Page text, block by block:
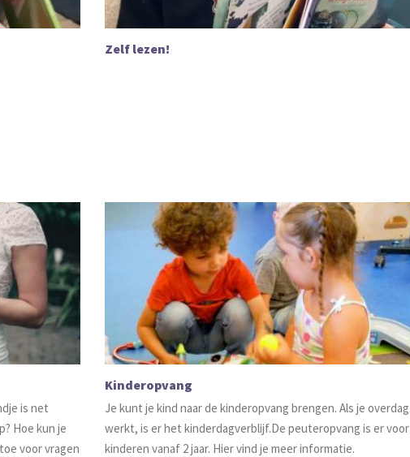
Zelf lezen!
is net
Hoe kun je
voor vragen
Kinderopvang
Je kunt je kind naar de kinderopvang brengen. Als je overdag
werkt, is er het kinderdagverblijf.De peuteropvang is er voor
kinderen vanaf 2 jaar. Hier vind je meer informatie.